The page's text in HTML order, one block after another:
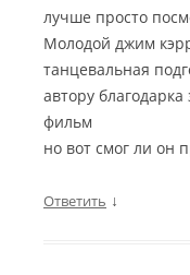
лучше просто
Молодой джим
танцевальная
автору
фильм
но вот смог ли он
Ответить ↓